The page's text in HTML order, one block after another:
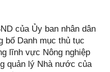
của Ủy ban nhân dân
bố Danh mục thủ tục
lĩnh vực Nông nghiệp
quản lý Nhà nước của